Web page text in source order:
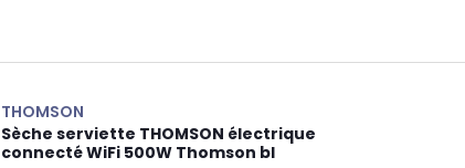
THOMSON
Sèche serviette THOMSON électrique
connecté WiFi 500W Thomson bl